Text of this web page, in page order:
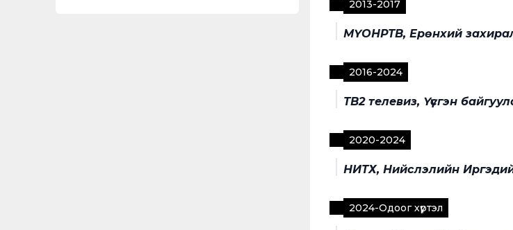
2013-2017
МҮОНРТВ, Ерөнхий
2016-2024
ТВ2 телевиз, Үүсгэн
2020-2024
НИТХ, Нийслэлийн
2024-Одоог хүртэл